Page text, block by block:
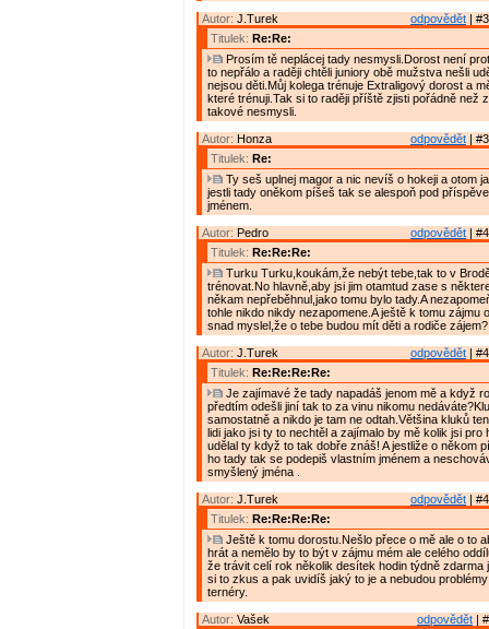
odpovědět |
Autor: J.Turek
Titulek: Re:Re:
Prosím tě neplácej tady nesmysli.Dorost není
to nepřálo a raději chtěli juniory obě mužstva nešli
nejsou děti.Můj kolega trénuje Extraligový dorost a
které trénuji.Tak si to raději příště zjisti pořádně než
takové nesmysli.
odpovědět |
Autor: Honza
Titulek: Re:
Ty seš uplnej magor a nic nevíš o hokeji a otom
jestli tady oněkom píšeš tak se alespoň pod
jménem.
odpovědět |
Autor: Pedro
Titulek: Re:Re:Re:
Turku Turku,koukám,že nebýt tebe,tak to v
trénovat.No hlavně,aby jsi jim otamtud zase s
někam nepřeběhnul,jako tomu bylo tady.A
tohle nikdo nikdy nezapomene.A ještě k tomu zájmu
snad myslel,že o tebe budou mít děti a rodiče zájem?
odpovědět |
Autor: J.Turek
Titulek: Re:Re:Re:Re:
Je zajímavé že tady napadáš jenom mě a když
předtím odešli jiní tak to za vinu nikomu
samostatně a nikdo je tam ne odtah.Většina kluků
lidi jako jsi ty to nechtěl a zajímalo by mě kolik jsi pro
udělal ty když to tak dobře znáš! A jestliže o někom
ho tady tak se podepiš vlastním jménem a
smyšlený jména .
odpovědět |
Autor: J.Turek
Titulek: Re:Re:Re:Re:
Ještě k tomu dorostu.Nešlo přece o mě ale o to
hrát a nemělo by to být v zájmu mém ale celého
že trávit celí rok několik desítek hodin týdně zdarma
si to zkus a pak uvidíš jaký to je a nebudou
ternéry.
odpovědět |
Autor: Vašek